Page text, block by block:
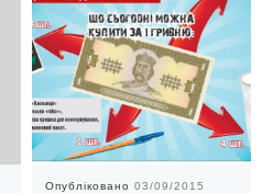
Опубліковано 03/09/2015